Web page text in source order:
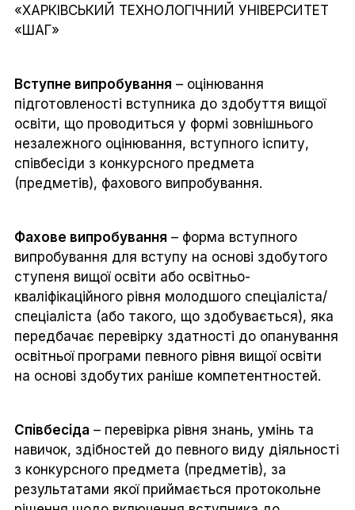
«ХАРКІВСЬКИЙ ТЕХНОЛОГІЧНИЙ УНІВЕРСИТЕТ
«ШАГ»
Вступне випробування – оцінювання
підготовленості вступника до здобуття вищої
освіти, що проводиться у формі зовнішнього
незалежного оцінювання, вступного іспиту,
співбесіди з конкурсного предмета
(предметів), фахового випробування.
Фахове випробування – форма вступного
випробування для вступу на основі здобутого
ступеня вищої освіти або освітньо-
кваліфікаційного рівня молодшого спеціаліста/
спеціаліста (або такого, що здобувається), яка
передбачає перевірку здатності до опанування
освітньої програми певного рівня вищої освіти
на основі здобутих раніше компетентностей.
Співбесіда – перевірка рівня знань, умінь та
навичок, здібностей до певного виду діяльності
з конкурсного предмета (предметів), за
результатами якої приймається протокольне